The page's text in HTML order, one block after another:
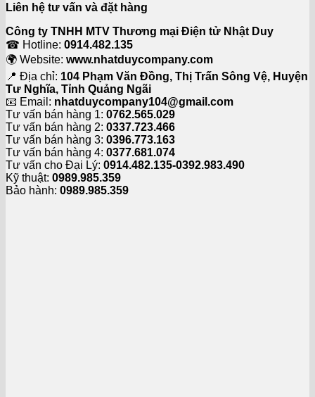
Liên hệ tư vấn và đặt hàng
Công ty TNHH MTV Thương mại Điện tử Nhật Duy
☎ Hotline: 0914.482.135
🌍 Website: www.nhatduycompany.com
📍 Địa chỉ: 104 Phạm Văn Đồng, Thị Trấn Sông Vệ, Huyện
Tư Nghĩa, Tỉnh Quảng Ngãi
📧 Email: nhatduycompany104@gmail.com
Tư vấn bán hàng 1: 0762.565.029
Tư vấn bán hàng 2: 0337.723.466
Tư vấn bán hàng 3: 0396.773.163
Tư vấn bán hàng 4: 0377.681.074
Tư vấn cho Đại Lý: 0914.482.135-0392.983.490
Kỹ thuật: 0989.985.359
Bảo hành: 0989.985.359